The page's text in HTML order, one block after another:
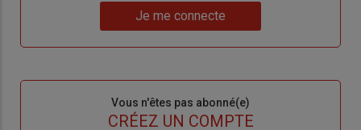
de
me
Je me connecte
Vous n'êtes pas abonné(e)
CRÉEZ UN COMPTE